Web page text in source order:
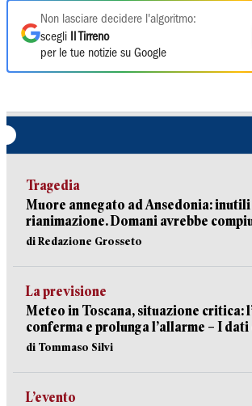
Non lasciare decidere l'algoritmo:
scegli
Il Tirreno
per le tue notizie su Google
Tragedia
Muore annegato ad Ansedonia:
rianimazione. Domani avrebbe
di Redazione Grosseto
La previsione
Meteo in Toscana, situazione critica:
conferma e prolunga l’allarme – I
di Tommaso Silvi
L’evento